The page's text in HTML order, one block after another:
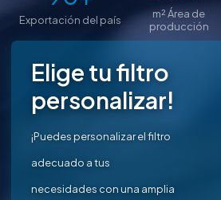
Exportación del país
m² Área de
producción
Elige tu filtro
personalizar!
¡Puedes personalizar el filtro
adecuado a tus
necesidades con una amplia